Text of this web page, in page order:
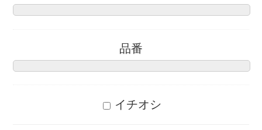
品番
イチオシ